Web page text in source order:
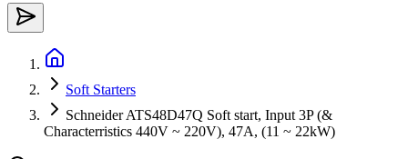
Soft Starters
Schneider ATS48D47Q Soft start, Input 3P (&
Characterristics 440V ~ 220V), 47A, (11 ~ 22kW)